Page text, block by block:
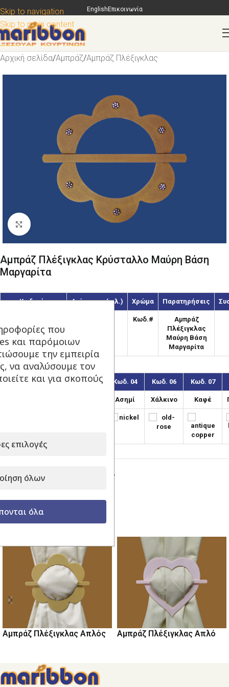
Skip to navigation
Skip to main content
EnglishΕπικοινωνία
Αρχική σελίδα/Αμπράζ/Αμπράζ Πλέξιγκλας
Κάντε κλικ για μεγέθυνση
Αμπράζ Πλέξιγκλας Κρύσταλλο Μαύρη Βάση
Μαργαρίτα
Κωδικός Διάμετρος(χιλ.) Χρώμα Παρατηρήσεις
Κωδ.#
Αμπράζ
Πλέξιγκλας
Μαύρη Βάση
Μαργαρίτα
Κωδ. 01 Κωδ. 03 Κωδ. 04 Κωδ. 06 Κωδ. 07
Ασημί Χάλκινο Καφέ
Κατηγορία: Αμπράζ Πλέξιγκλας
Σχετικά προϊόντα
Αμπράζ Πλέξιγκλας Απλός Αμπράζ Πλέξιγκλας Απλό
που
και παρόμοιων
την εμπειρία
να αναλύσουμε τον
και για σκοπούς
επιλογές
όλων
όλα